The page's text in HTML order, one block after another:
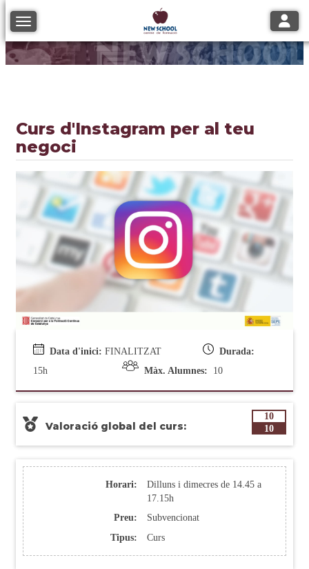
Toggle navigation
Curs d'Instagram per al teu
negoci
Data d'inici: FINALITZAT
Durada:
15h
Màx. Alumnes: 10
Valoració global del curs:
10
10
Horari:
Dilluns i dimecres de 14.45 a
17.15h
Preu:
Subvencionat
Tipus:
Curs